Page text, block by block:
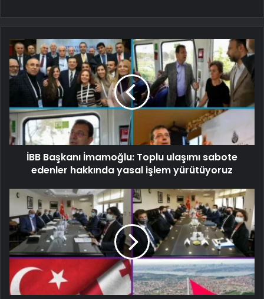
İBB Başkanı İmamoğlu: Toplu ulaşımı sabote
edenler hakkında yasal işlem yürütüyoruz